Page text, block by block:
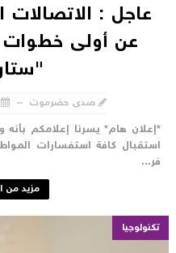
عاجل : الاتصالات
عن أولى خطوات
صدى حضرموت منذ 2
هام* يسرنا إعلامكم بأنه
كافة استفسارات
مزيد من
تكنولوجيا